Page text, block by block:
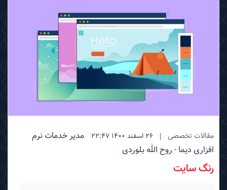
مقالات تخصصی 26 اسفند 1400 22:47
مدیر خدمات نرم
افزاری دیما - روح الله بلوردی
رنگ سایت